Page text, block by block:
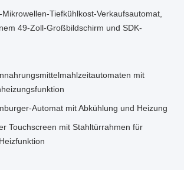
Tiefkühlkost-Verkaufsautomat,
49-Zoll-Großbildschirm und SDK-
mit
Automat mit Abkühlung und Heizung
Touchscreen mit Stahltürrahmen für